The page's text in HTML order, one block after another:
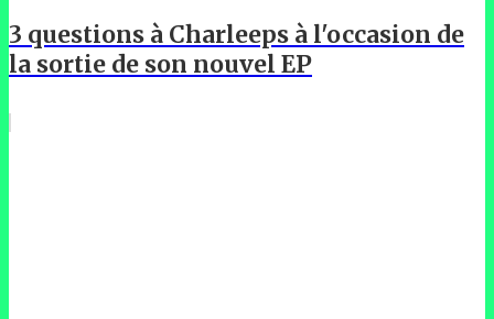
3 questions à Charleeps à l'occasion de
la sortie de son nouvel EP